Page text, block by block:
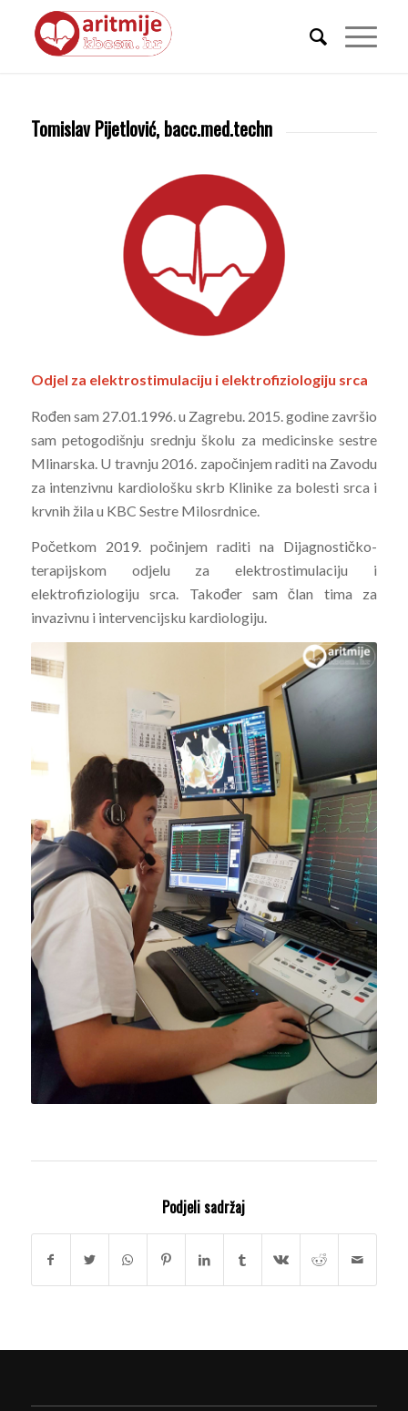
Tomislav Pijetlović, bacc.med.techn
Odjel za elektrostimulaciju i elektrofiziologiju srca
Rođen sam 27.01.1996. u Zagrebu. 2015. godine završio
sam petogodišnju srednju školu za medicinske sestre
Mlinarska. U travnju 2016. započinjem raditi na Zavodu
za intenzivnu kardiološku skrb Klinike za bolesti srca i
krvnih žila u KBC Sestre Milosrdnice.
Početkom 2019. počinjem raditi na Dijagnostičko-
terapijskom odjelu za elektrostimulaciju i
elektrofiziologiju srca. Također sam član tima za
invazivnu i intervencijsku kardiologiju.
Podjeli sadržaj